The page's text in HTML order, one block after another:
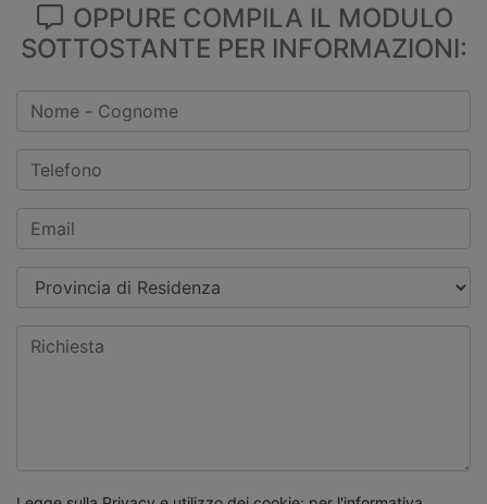
OPPURE COMPILA IL MODULO
SOTTOSTANTE PER INFORMAZIONI: